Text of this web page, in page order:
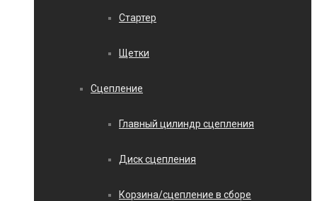
Стартер
Щетки
Сцепление
Главный цилиндр сцепления
Диск сцепления
Корзина/сцепление в сборе